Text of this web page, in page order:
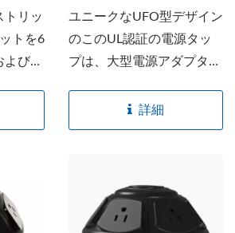
、デ
さまざ
なUSB
す。
プは
ント
ま
ン用
トリッ
トを6
びRJ
H-
ジ保
電話
でき
ユニークなUFO型デザイン
のこのUL認証の電源タッ
プは、大型電源アダプター
し、家庭やオフィスの電子
機器に電力を供給します。
イスの安全を確保します。
創造性、能力、経験、そし
詳細